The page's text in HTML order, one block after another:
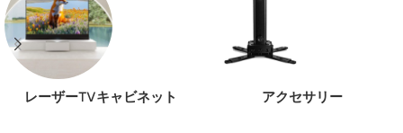
レーザーTVキャビネット アクセサリー